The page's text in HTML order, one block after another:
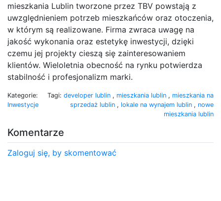
mieszkania Lublin tworzone przez TBV powstają z
uwzględnieniem potrzeb mieszkańców oraz otoczenia,
w którym są realizowane. Firma zwraca uwagę na
jakość wykonania oraz estetykę inwestycji, dzięki
czemu jej projekty cieszą się zainteresowaniem
klientów. Wieloletnia obecność na rynku potwierdza
stabilność i profesjonalizm marki.
Kategorie:
Inwestycje
Tagi: developer lublin , mieszkania lublin , mieszkania na
sprzedaż lublin , lokale na wynajem lublin , nowe
mieszkania lublin
Komentarze
Zaloguj się, by skomentować